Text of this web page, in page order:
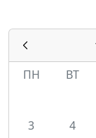
ПН
ВТ
3
4